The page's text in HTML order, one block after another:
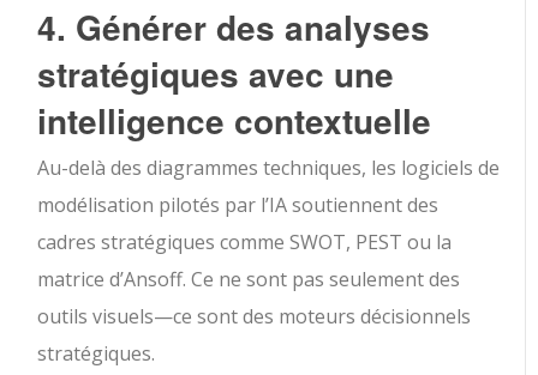
4. Générer des analyses
stratégiques avec une
intelligence contextuelle
Au-delà des diagrammes techniques, les logiciels de
modélisation pilotés par l’IA soutiennent des
cadres stratégiques comme SWOT, PEST ou la
matrice d’Ansoff. Ce ne sont pas seulement des
outils visuels—ce sont des moteurs décisionnels
stratégiques.